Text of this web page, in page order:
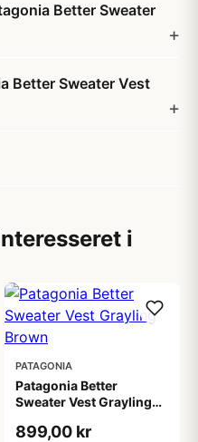
Better Sweater
Better Sweater Vest
i
PATAGONIA
Patagonia Better
Sweater Vest Grayling
899,00 kr